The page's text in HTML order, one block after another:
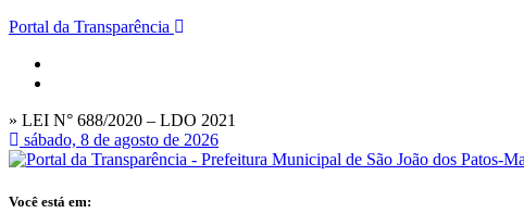
Portal da Transparência
» LEI N° 688/2020 – LDO 2021
sábado, 8 de agosto de 2026
Você está em: